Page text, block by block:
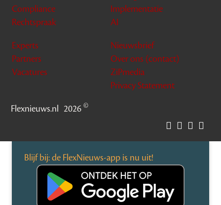
Compliance
Rechtspraak
Implementatie
AI
Experts
Partners
Vacatures
Nieuwsbrief
Over ons (contact)
ZiPmedia
Privacy Statement
Flexnieuws.nl 2026©
Blijf bij: de FlexNieuws-app is nu uit!